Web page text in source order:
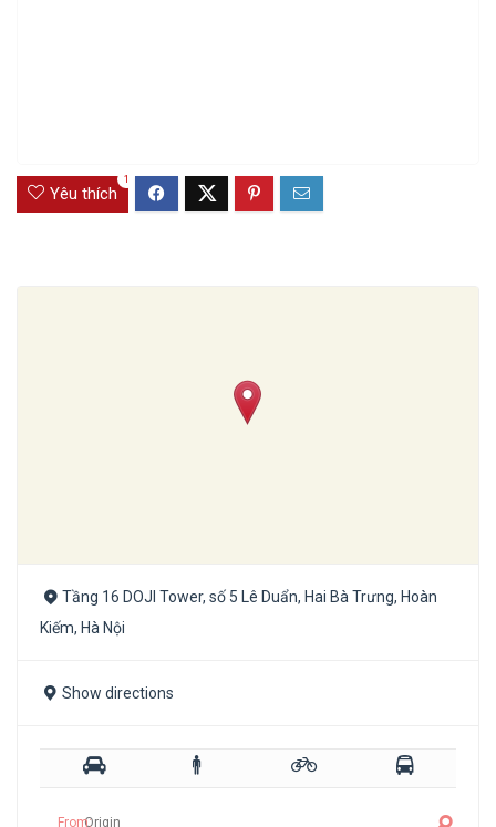
Yêu thích
1
Tầng 16 DOJI Tower, số 5 Lê Duẩn, Hai Bà Trưng, Hoàn
Kiếm, Hà Nội
Show directions
From: